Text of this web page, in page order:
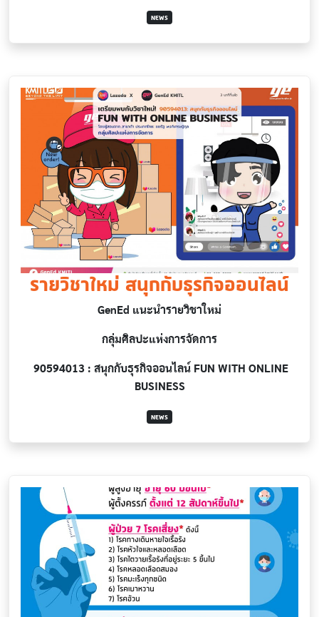
NEWS
รายวิชาใหม่ สนุกกับธุรกิจออนไลน์
GenEd แนะนำรายวิชาใหม่
กลุ่มศิลปะแห่งการจัดการ
90594013 : สนุกกับธุรกิจออนไลน์ FUN WITH ONLINE
BUSINESS
NEWS